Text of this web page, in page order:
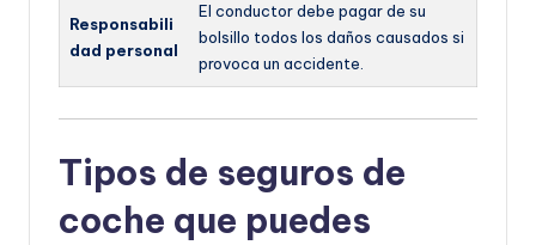
Responsabili
dad personal
El conductor debe pagar de su
bolsillo todos los daños causados si
provoca un accidente.
Tipos de seguros de
coche que puedes